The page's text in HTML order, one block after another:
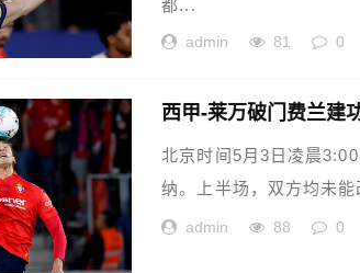
都...
admin 81 0
西甲-莱万破门费兰建
北京时间5月3日凌晨
纳。上半场，双方均未
admin 88 0